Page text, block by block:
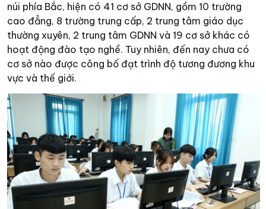
núi phía Bắc, hiện có 41 cơ sở GDNN, gồm 10 trường
cao đẳng, 8 trường trung cấp, 2 trung tâm giáo dục
thường xuyên, 2 trung tâm GDNN và 19 cơ sở khác có
hoạt động đào tạo nghề. Tuy nhiên, đến nay chưa có
cơ sở nào được công bố đạt trình độ tương đương khu
vực và thế giới.